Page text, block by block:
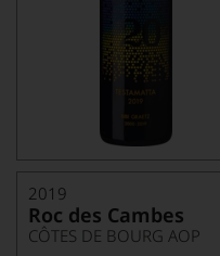
2019
Roc des Cambes
CÔTES DE BOURG AOP